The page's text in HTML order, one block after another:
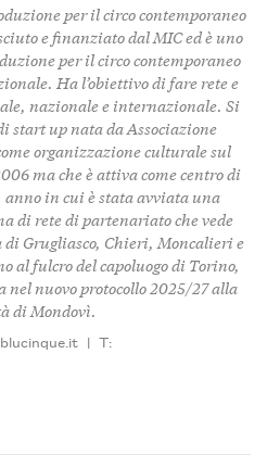
per il circo contemporaneo
e finanziato dal MIC ed è uno
per il circo contemporaneo
Ha l’obiettivo di fare rete e
nazionale e internazionale. Si
start up nata da Associazione
organizzazione culturale sul
ma che è attiva come centro di
in cui è stata avviata una
di rete di partenariato che vede
di Grugliasco, Chieri, Moncalieri e
al fulcro del capoluogo di Torino,
nel nuovo protocollo 2025/27 alla
di Mondovì.
| T: